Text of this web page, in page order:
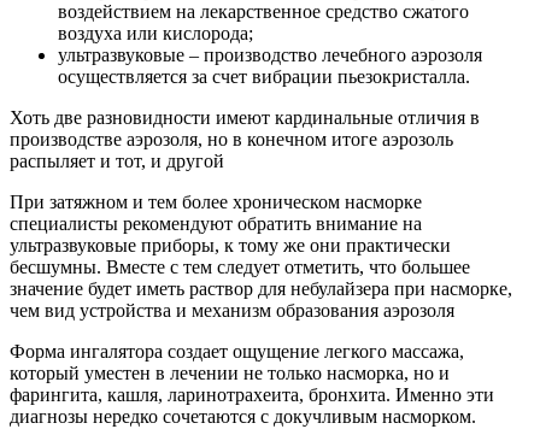
воздействием на лекарственное средство сжатого
воздуха или кислорода;
ультразвуковые – производство лечебного аэрозоля
осуществляется за счет вибрации пьезокристалла.
Хоть две разновидности имеют кардинальные отличия в
производстве аэрозоля, но в конечном итоге аэрозоль
распыляет и тот, и другой
При затяжном и тем более хроническом насморке
специалисты рекомендуют обратить внимание на
ультразвуковые приборы, к тому же они практически
бесшумны. Вместе с тем следует отметить, что большее
значение будет иметь раствор для небулайзера при насморке,
чем вид устройства и механизм образования аэрозоля
Форма ингалятора создает ощущение легкого массажа,
который уместен в лечении не только насморка, но и
фарингита, кашля, ларинотрахеита, бронхита. Именно эти
диагнозы нередко сочетаются с докучливым насморком.